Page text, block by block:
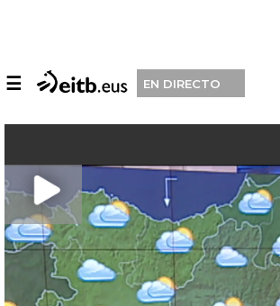
☰ EN DIRECTO